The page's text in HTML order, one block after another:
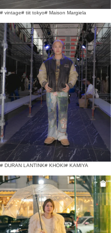
# vintage# tiit tokyo# Maison Margiela
# DURAN LANTINK# KHOKI# KAMIYA